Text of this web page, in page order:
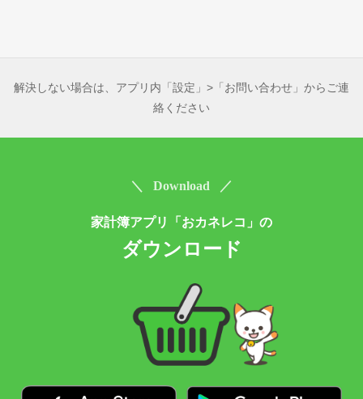
解決しない場合は、アプリ内「設定」>「お問い合わせ」からご連
絡ください
＼ Download ／
家計簿アプリ「おカネレコ」の
ダウンロード